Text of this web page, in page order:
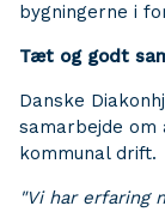
bygningerne i
Tæt og godt
Danske
samarbejde om
kommunal drift.
"Vi har erfaring